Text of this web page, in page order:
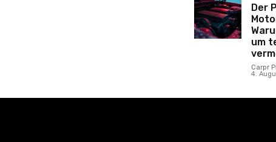
Der
um
Carpr
4.